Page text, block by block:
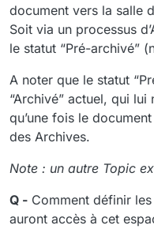
document vers la salle
Soit via un processus
le statut “Pré-archivé”
A noter que le statut
“Archivé” actuel, qui
qu’une fois le
des Archives.
Note : un autre Topic
Q - Comment définir
auront accès à cet